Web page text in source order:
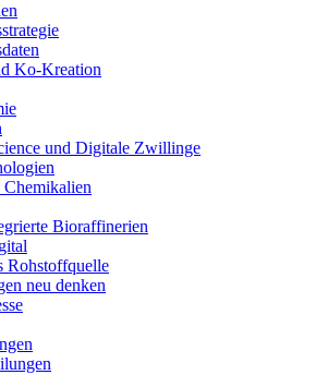
Ko-Kreation
und Digitale Zwillinge
Chemikalien
Bioraffinerien
Rohstoffquelle
neu denken